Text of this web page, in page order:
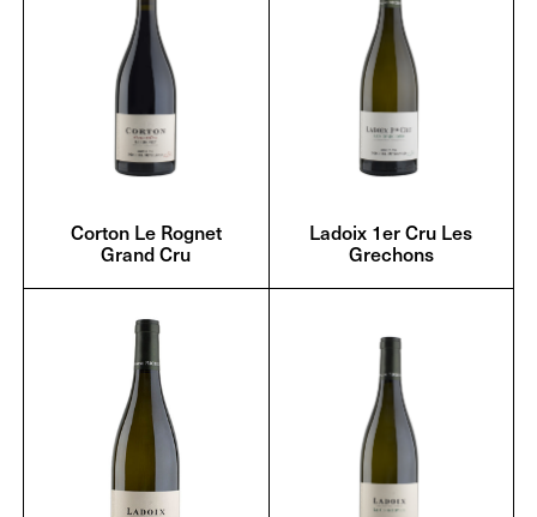
Corton Le Rognet
Grand Cru
Ladoix 1er Cru Les
Grechons